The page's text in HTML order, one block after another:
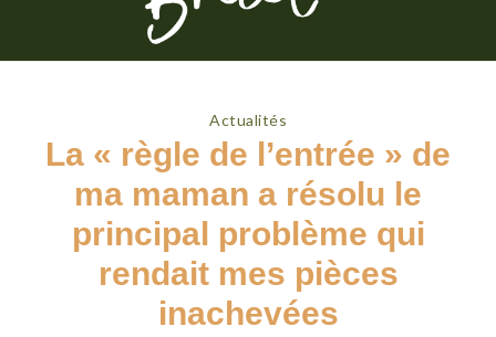
Actualités
La « règle de l’entrée » de
ma maman a résolu le
principal problème qui
rendait mes pièces
inachevées